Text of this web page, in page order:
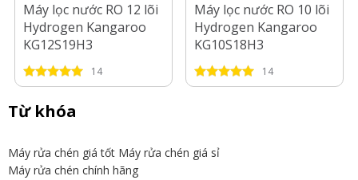
Máy lọc nước RO 12 lõi
Hydrogen Kangaroo
KG12S19H3
14
Máy lọc nước RO 10 lõi
Hydrogen Kangaroo
KG10S18H3
14
Từ khóa
Máy rửa chén giá tốt Máy rửa chén giá sỉ
Máy rửa chén chính hãng